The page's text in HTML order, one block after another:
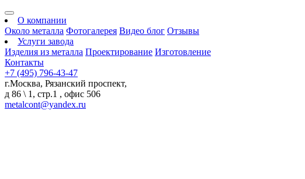
О компании
Около металла Фотогалерея Видео блог Отзывы
Услуги завода
Изделия из металла Проектирование Изготовление
Контакты
+7 (495) 796-43-47
г.Москва, Рязанский проспект,
д 86 \ 1, стр.1 , офис 506
metalcont@yandex.ru